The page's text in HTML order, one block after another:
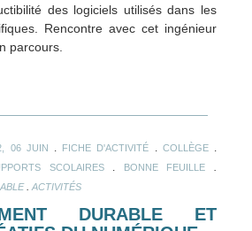
des logiciels utilisés dans les
Rencontre avec cet ingénieur
parcours.
06 JUIN FICHE D'ACTIVITÉ COLLÈGE.
SCOLAIRES. BONNE FEUILLE
. ACTIVITÉS
DURABLE ET